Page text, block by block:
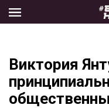
the
Виктория